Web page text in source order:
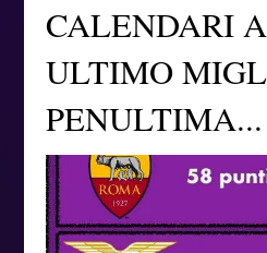
CALENDARI
ULTIMO
PENULTIMA...